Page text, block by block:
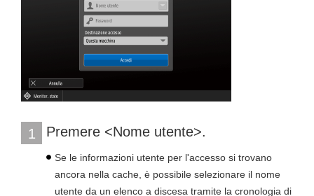
1 Premere <Nome utente>.
Se le informazioni utente per l'accesso si trovano
ancora nella cache, è possibile selezionare il nome
utente da un elenco a discesa tramite la cronologia di